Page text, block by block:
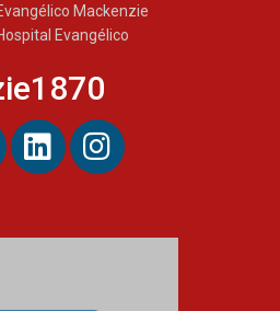
Mackenzie
Evangélico